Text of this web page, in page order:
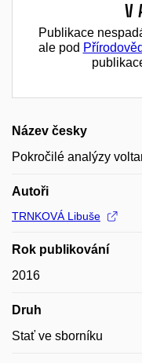
Publikace
ale pod
Název česky
Pokročilé analýzy
Autoři
TRNKOVÁ Libuše
Rok publikování
2016
Druh
Stať ve sborníku